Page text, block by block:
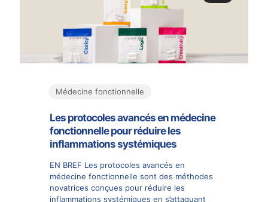
Médecine fonctionnelle
Les protocoles avancés en médecine
fonctionnelle pour réduire les
inflammations systémiques
EN BREF Les protocoles avancés en
médecine fonctionnelle sont des méthodes
novatrices conçues pour réduire les
inflammations systémiques en s’attaquant